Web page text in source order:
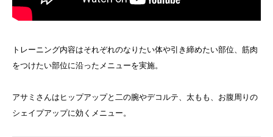
トレーニング内容はそれぞれのなりたい体や引き締めたい部位、筋肉
をつけたい部位に沿ったメニューを実施。
アサミさんはヒップアップと二の腕やデコルテ、太もも、お腹周りの
シェイプアップに効くメニュー。